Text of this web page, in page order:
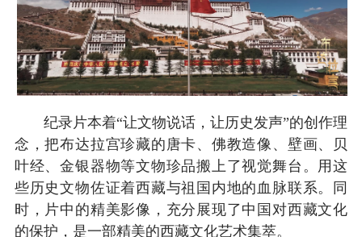
纪录片本着“让文物说话，让历史发声”的创作理
念，把布达拉宫珍藏的唐卡、佛教造像、壁画、贝
叶经、金银器物等文物珍品搬上了视觉舞台。用这
些历史文物佐证着西藏与祖国内地的血脉联系。同
时，片中的精美影像，充分展现了中国对西藏文化
的保护，是一部精美的西藏文化艺术集萃。